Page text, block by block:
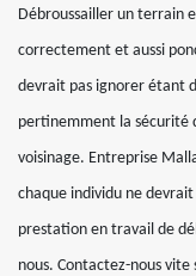
Débroussailler un terrain
correctement et aussi
devrait pas ignorer étant
pertinemment la sécurité
voisinage. Entreprise
chaque individu ne devrait
prestation en travail de
nous. Contactez-nous